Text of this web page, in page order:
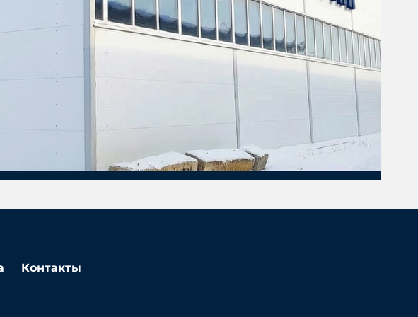
Контакты